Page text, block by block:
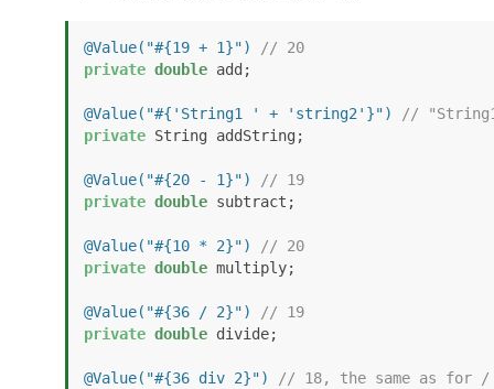
@Value("#{19 + 1}")
// 20
private double add;
@Value("#{'String1 ' + 'string2'}")
//
private String addString;
@Value("#{20 - 1}")
// 19
private double subtract;
@Value("#{10 * 2}")
// 20
private double multiply;
@Value("#{36 / 2}")
// 19
private double divide;
@Value("#{36 div 2}")
// 18, the same as for /